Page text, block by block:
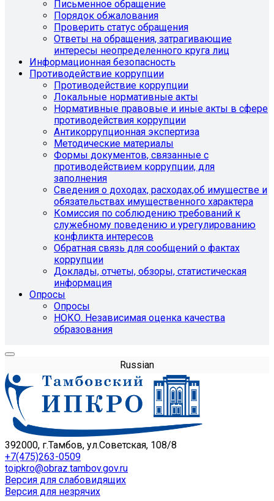
Письменное обращение
Порядок обжалования
Проверить статус обращения
Ответы на обращения, затрагивающие
интересы неопределенного круга лиц
Информационная безопасность
Противодействие коррупции
Противодействие коррупции
Локальные нормативные акты
Нормативные правовые и иные акты в сфере
противодействия коррупции
Антикоррупционная экспертиза
Методические материалы
Формы документов, связанные с
противодействием коррупции, для
заполнения
Сведения о доходах, расходах,об имуществе и
обязательствах имущественного характера
Комиссия по соблюдению требований к
служебному поведению и урегулированию
конфликта интересов
Обратная связь для сообщений о фактах
коррупции
Доклады, отчеты, обзоры, статистическая
информация
Опросы
Опросы
НОКО. Независимая оценка качества
образования
Russian
392000, г.Тамбов, ул.Советская, 108/8
+7(475)263-0509
toipkro@obraz.tambov.gov.ru
Версия для слабовидящих
Версия для незрячих